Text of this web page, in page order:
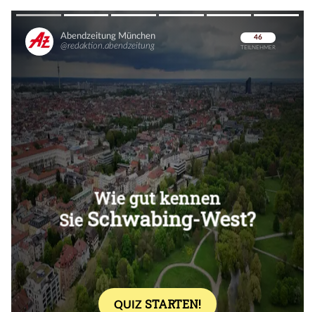
Überspringen
Überspringen